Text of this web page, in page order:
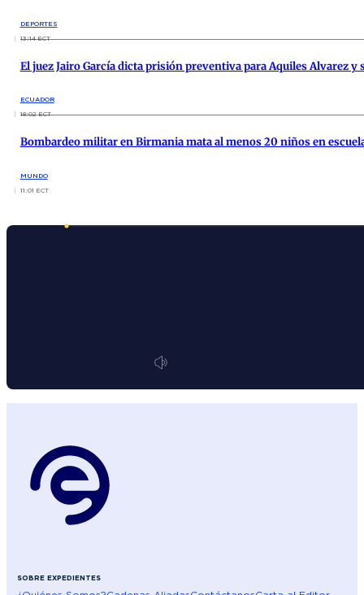
DEPORTES
13:14 ECT
El juez Jairo García dicta prisión preventiva para Aquiles Alvarez y
ECUADOR
18:02 ECT
Bombardeo militar en Birmania mata al menos 20 niños en
MUNDO
11:01 ECT
SOBRE EXPEDIENTES